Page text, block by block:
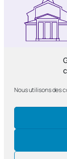
Nous utilisons des
Paroisse